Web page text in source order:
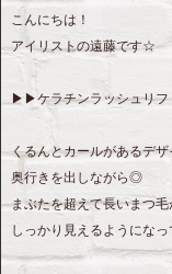
こんにちは！
アイリストの遠藤です‪☆
▶︎▶︎ケラチンラッシュリフ
くるんとカールがあるデザ
奥行きを出しながら◎
まぶたを超えて長いまつ毛
しっかり見えるようにな